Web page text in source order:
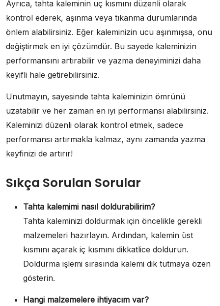
Ayrıca, tahta kaleminin uç kısmını düzenli olarak
kontrol ederek, aşınma veya tıkanma durumlarında
önlem alabilirsiniz. Eğer kaleminizin ucu aşınmışsa, onu
değiştirmek en iyi çözümdür. Bu sayede kaleminizin
performansını artırabilir ve yazma deneyiminizi daha
keyifli hale getirebilirsiniz.
Unutmayın, sayesinde tahta kaleminizin ömrünü
uzatabilir ve her zaman en iyi performansı alabilirsiniz.
Kaleminizi düzenli olarak kontrol etmek, sadece
performansı artırmakla kalmaz, aynı zamanda yazma
keyfinizi de artırır!
Sıkça Sorulan Sorular
Tahta kalemimi nasıl doldurabilirim?
Tahta kaleminizi doldurmak için öncelikle gerekli
malzemeleri hazırlayın. Ardından, kalemin üst
kısmını açarak iç kısmını dikkatlice doldurun.
Doldurma işlemi sırasında kalemi dik tutmaya özen
gösterin.
Hangi malzemelere ihtiyacım var?